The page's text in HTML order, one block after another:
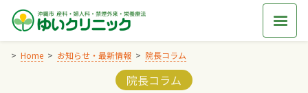
Skip
content
Home お知らせ・最新情報 院長コラム
Categories:
院長コラム